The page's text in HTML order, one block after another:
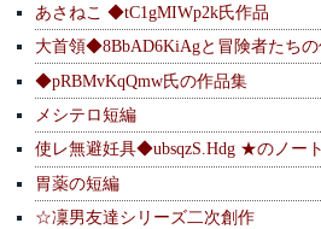
あさねこ ◆tC1gMIWp2k氏作品
大首領◆8BbAD6KiAgと冒険者たち
◆pRBMvKqQmw氏の作品集
メシテロ短編
使レ無避妊具◆ubsqzS.Hdg ★のノー
胃薬の短編
☆凜男友達シリーズ二次創作